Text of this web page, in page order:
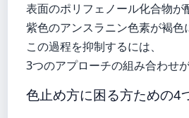
表面のポリフェノール化合物が
紫色のアンスラニン色素が褐色
この過程を抑制するには、
3つのアプローチの組み合わせが
色止め方に困る方ための4